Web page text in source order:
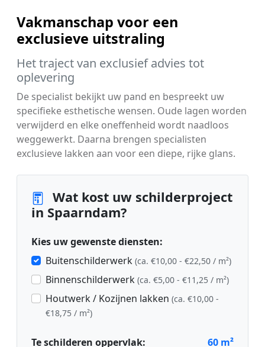
Vakmanschap voor een
exclusieve uitstraling
Het traject van exclusief advies tot
oplevering
De specialist bekijkt uw pand en bespreekt uw
specifieke esthetische wensen. Oude lagen worden
verwijderd en elke oneffenheid wordt naadloos
weggewerkt. Daarna brengen specialisten
exclusieve lakken aan voor een diepe, rijke glans.
Wat kost uw schilderproject
in Spaarndam?
Kies uw gewenste diensten:
Buitenschilderwerk (ca. €10,00 - €22,50 / m²)
Binnenschilderwerk (ca. €5,00 - €11,25 / m²)
Houtwerk / Kozijnen lakken (ca. €10,00 -
€18,75 / m²)
Te schilderen oppervlak: 60 m²